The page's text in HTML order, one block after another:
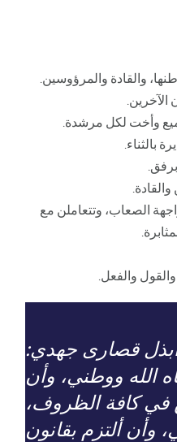
والمرؤوسين.
لكل مرشدة.
وتتعاملن مع
والفعل.
قصارى جهدي:
ووطني، وأن
كافة الظروف،
ألتزم بقانون